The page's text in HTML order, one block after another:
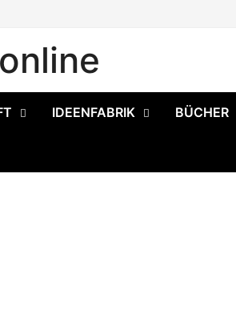
IDEENFABRIK BÜCHER